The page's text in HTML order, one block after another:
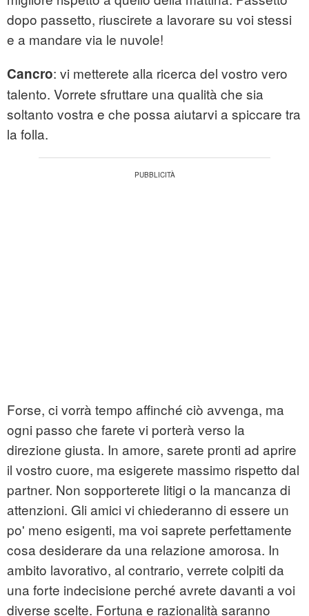
dopo passetto, riuscirete a lavorare su voi stessi
e a mandare via le nuvole!
Cancro: vi metterete alla ricerca del vostro vero
talento. Vorrete sfruttare una qualità che sia
soltanto vostra e che possa aiutarvi a spiccare tra
la folla.
Forse, ci vorrà tempo affinché ciò avvenga, ma
ogni passo che farete vi porterà verso la
direzione giusta. In amore, sarete pronti ad aprire
il vostro cuore, ma esigerete massimo rispetto dal
partner. Non sopporterete litigi o la mancanza di
attenzioni. Gli amici vi chiederanno di essere un
po' meno esigenti, ma voi saprete perfettamente
cosa desiderare da una relazione amorosa. In
ambito lavorativo, al contrario, verrete colpiti da
una forte indecisione perché avrete davanti a voi
diverse scelte. Fortuna e razionalità saranno